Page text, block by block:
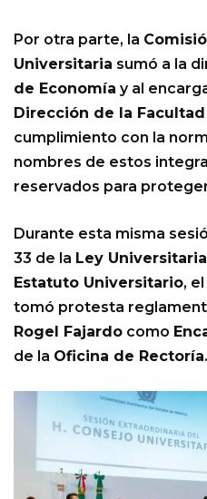
Por otra parte, la
Universitaria sumó a la
de Economía y al
Dirección de la
cumplimiento con la
nombres de estos
reservados para
Durante esta misma
33 de la Ley Universitaria
Estatuto Universitario, el
tomó protesta
Rogel Fajardo como
de la Oficina de Rectoría.